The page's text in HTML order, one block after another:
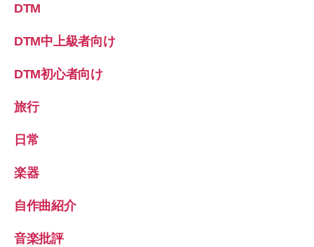
DTM
DTM中上級者向け
DTM初心者向け
旅行
日常
楽器
自作曲紹介
音楽批評